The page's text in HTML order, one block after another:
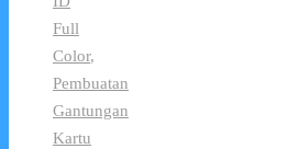
Full
Color,
Pembuatan
Gantungan
Kartu